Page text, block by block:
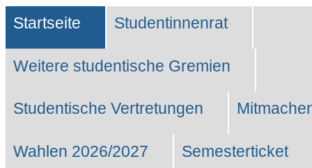
Suche…
Sektionen
Startseite Studentinnenrat
Weitere studentische Gremien
Studentische Vertretungen
Wahlen 2026/2027 Semesterticket